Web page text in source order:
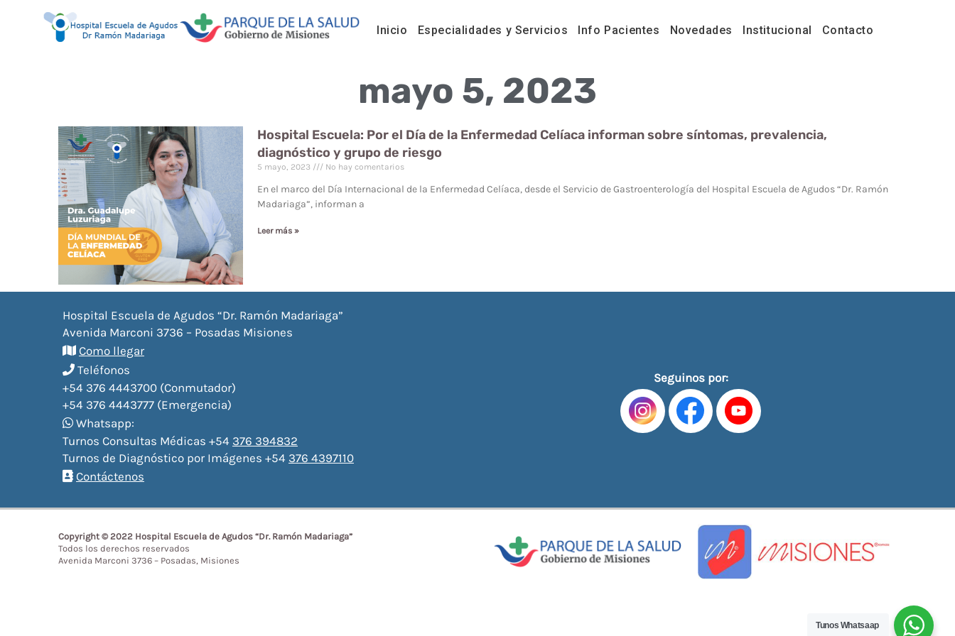
Inicio Especialidades y Servicios Info Pacientes Novedades Institucional Contacto
mayo 5, 2023
Hospital Escuela: Por el Día de la Enfermedad Celíaca informan sobre síntomas, prevalencia,
diagnóstico y grupo de riesgo
5 mayo, 2023 No hay comentarios
En el marco del Día Internacional de la Enfermedad Celíaca, desde el Servicio de Gastroenterología del Hospital Escuela de Agudos “Dr. Ramón
Madariaga”, informan a
Leer más »
Hospital Escuela de Agudos “Dr. Ramón Madariaga”
Avenida Marconi 3736 – Posadas Misiones
Como llegar
Teléfonos
+54 376 4443700 (Conmutador)
+54 376 4443777 (Emergencia)
Whatsapp:
Turnos Consultas Médicas +54 376 394832
Turnos de Diagnóstico por Imágenes +54 376 4397110
Contáctenos
Seguinos por:
Copyright © 2022 Hospital Escuela de Agudos “Dr. Ramón Madariaga”
Todos los derechos reservados
Avenida Marconi 3736 – Posadas, Misiones
Tunos Whatsaap